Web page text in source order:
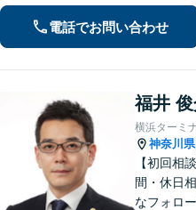
電話でお問い合わせ
福井
横浜ターミ
神奈川県
【初回相
間・休日
なフォロ